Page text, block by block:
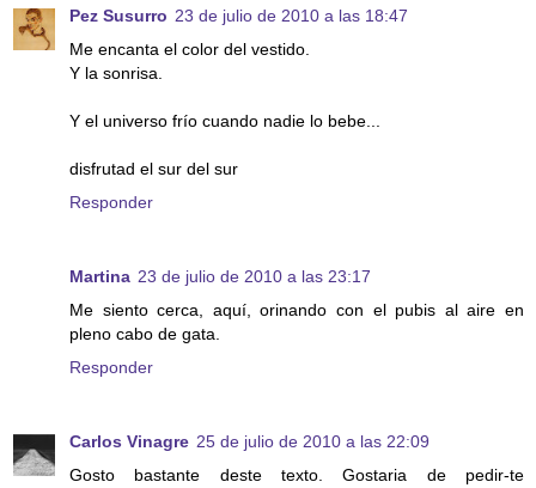
Pez Susurro 23 de julio de 2010 a las 18:47
Me encanta el color del vestido.
Y la sonrisa.
Y el universo frío cuando nadie lo bebe...
disfrutad el sur del sur
Responder
Martina 23 de julio de 2010 a las 23:17
Me siento cerca, aquí, orinando con el pubis al aire en
pleno cabo de gata.
Responder
Carlos Vinagre 25 de julio de 2010 a las 22:09
Gosto bastante deste texto. Gostaria de pedir-te